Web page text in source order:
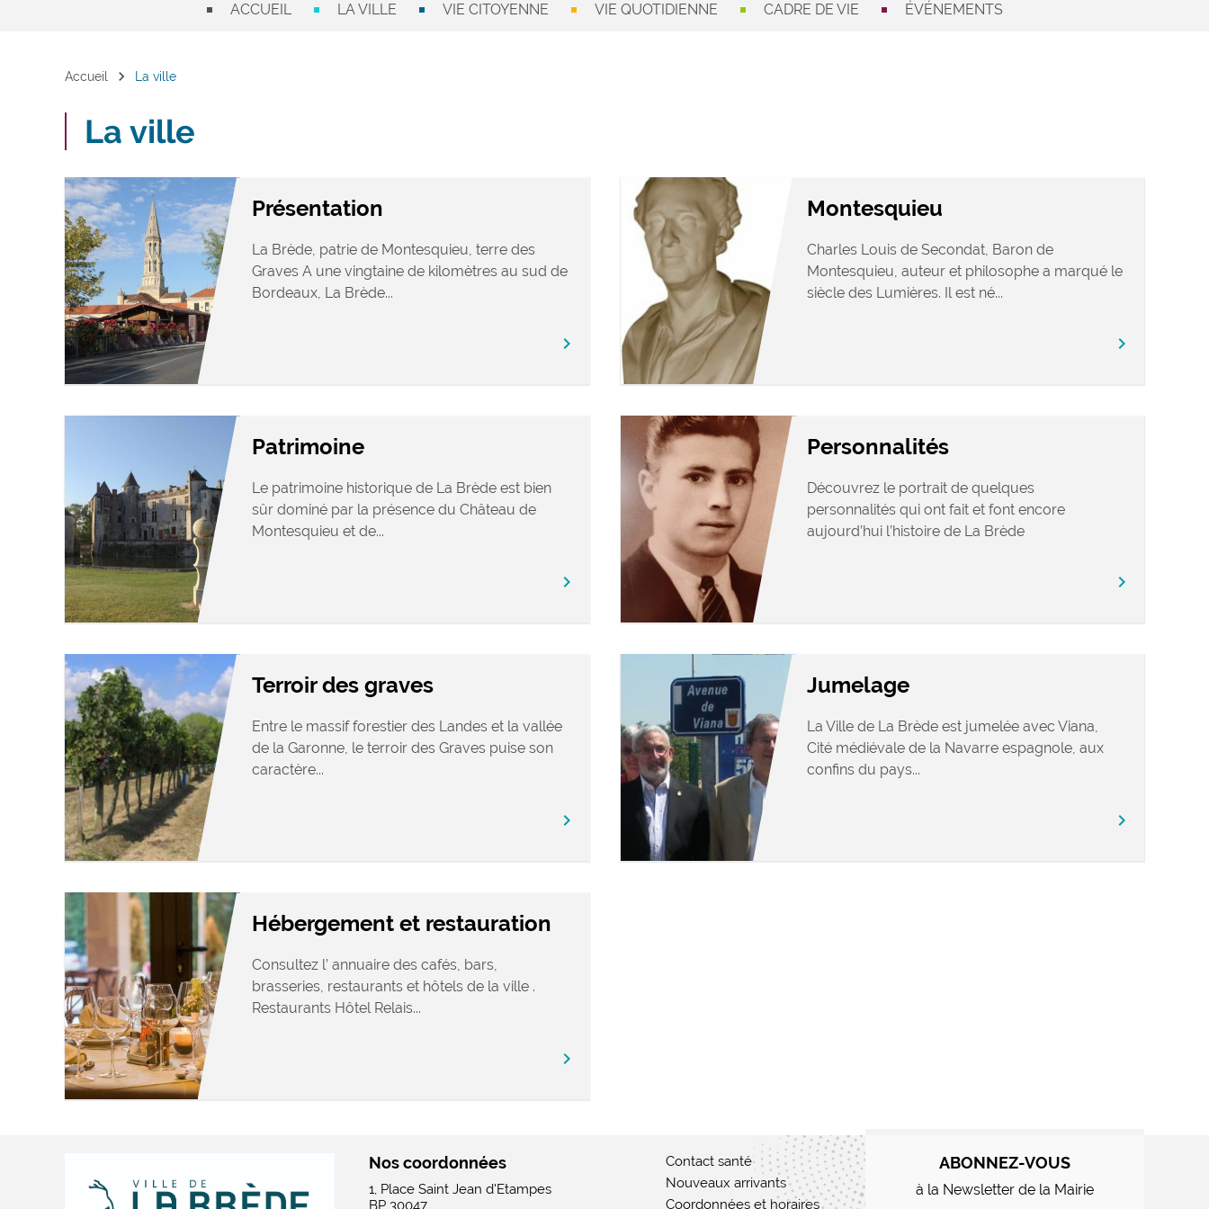
ACCUEIL LA VILLE VIE CITOYENNE VIE QUOTIDIENNE CADRE DE VIE ÉVÉNEMENTS
Accueil chevron_right La ville
La ville
Présentation
La Brède, patrie de Montesquieu, terre des
Graves A une vingtaine de kilomètres au sud de
Bordeaux, La Brède...
chevron_right
Montesquieu
Charles Louis de Secondat, Baron de
Montesquieu, auteur et philosophe a marqué le
siècle des Lumières. Il est né...
chevron_right
Patrimoine
Le patrimoine historique de La Brède est bien
sûr dominé par la présence du Château de
Montesquieu et de...
chevron_right
Personnalités
Découvrez le portrait de quelques
personnalités qui ont fait et font encore
aujourd’hui l’histoire de La Brède
chevron_right
Terroir des graves
Entre le massif forestier des Landes et la vallée
de la Garonne, le terroir des Graves puise son
caractère...
chevron_right
Jumelage
La Ville de La Brède est jumelée avec Viana,
Cité médiévale de la Navarre espagnole, aux
confins du pays...
chevron_right
Hébergement et restauration
Consultez l’ annuaire des cafés, bars,
brasseries, restaurants et hôtels de la ville .
Restaurants Hôtel Relais...
chevron_right
Nos coordonnées
1, Place Saint Jean d'Etampes
Contact santé
Nouveaux arrivants
Coordonnées et horaires
ABONNEZ-VOUS
à la Newsletter de la Mairie